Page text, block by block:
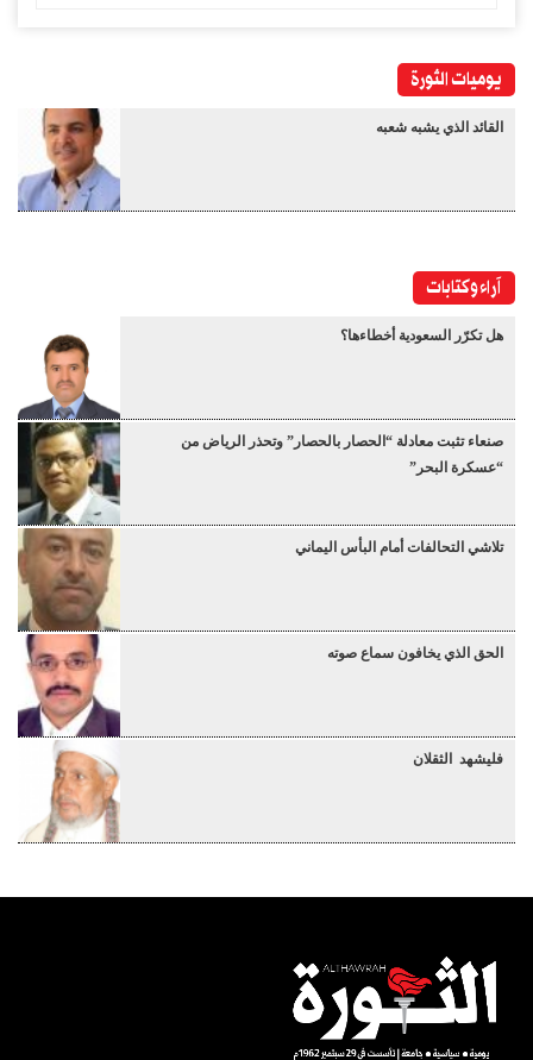
يوميات الثورة
القائد الذي يشبه شعبه
آراء وكتابات
هل تكرّر السعودية أخطاءها؟
صنعاء تثبت معادلة “الحصار بالحصار” وتحذر الرياض من
“عسكرة البحر”
تلاشي التحالفات أمام البأس اليماني
الحق الذي يخافون سماع صوته
فليشهد الثقلان